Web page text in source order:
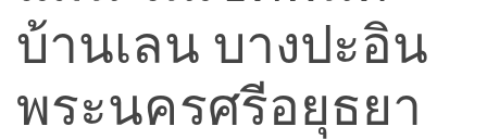
บ้านเลน บางปะอิน
พระนครศรีอยุธยา